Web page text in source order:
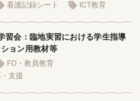
看護記録シート ICT教育
習会：臨地実習における学生指導
ョン用教材等
FD・教員教育
支援